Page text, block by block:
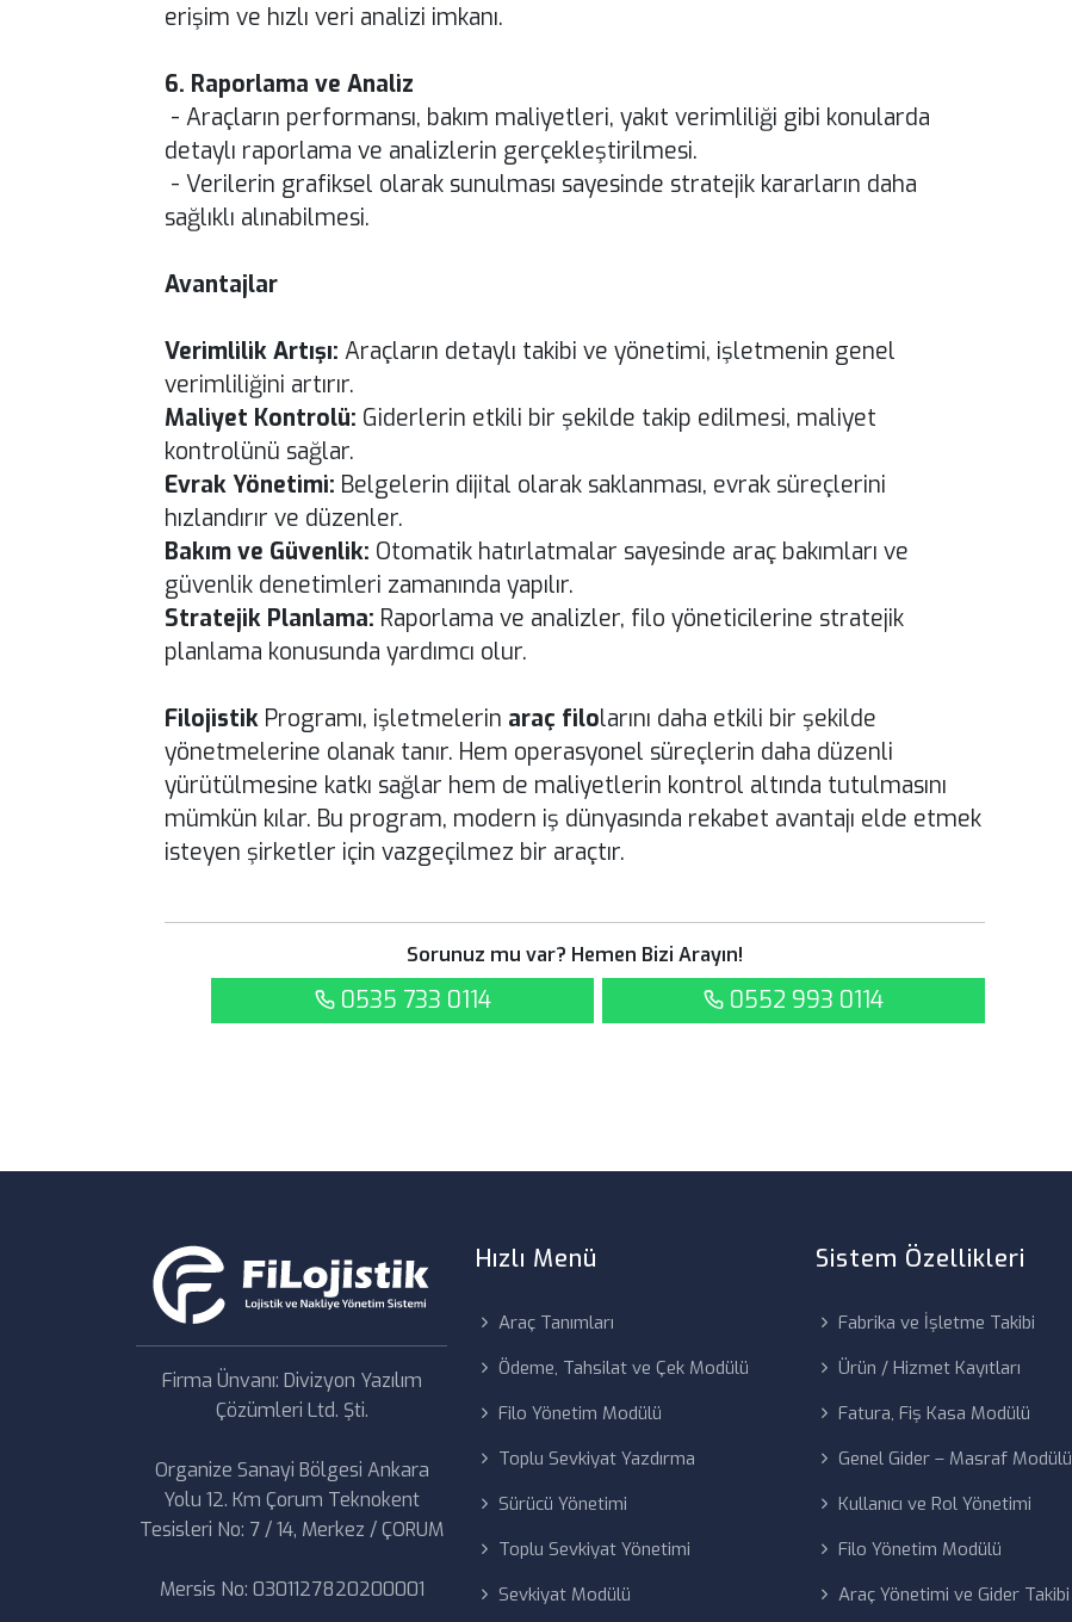
erişim ve hızlı veri analizi imkanı.
6. Raporlama ve Analiz
- Araçların performansı, bakım maliyetleri, yakıt verimliliği gibi konularda
detaylı raporlama ve analizlerin gerçekleştirilmesi.
- Verilerin grafiksel olarak sunulması sayesinde stratejik kararların daha
sağlıklı alınabilmesi.
Avantajlar
Verimlilik Artışı: Araçların detaylı takibi ve yönetimi, işletmenin genel
verimliliğini artırır.
Maliyet Kontrolü: Giderlerin etkili bir şekilde takip edilmesi, maliyet
kontrolünü sağlar.
Evrak Yönetimi: Belgelerin dijital olarak saklanması, evrak süreçlerini
hızlandırır ve düzenler.
Bakım ve Güvenlik: Otomatik hatırlatmalar sayesinde araç bakımları ve
güvenlik denetimleri zamanında yapılır.
Stratejik Planlama: Raporlama ve analizler, filo yöneticilerine stratejik
planlama konusunda yardımcı olur.
Filojistik Programı, işletmelerin araç filolarını daha etkili bir şekilde
yönetmelerine olanak tanır. Hem operasyonel süreçlerin daha düzenli
yürütülmesine katkı sağlar hem de maliyetlerin kontrol altında tutulmasını
mümkün kılar. Bu program, modern iş dünyasında rekabet avantajı elde etmek
isteyen şirketler için vazgeçilmez bir araçtır.
Sorunuz mu var? Hemen Bizi Arayın!
0535 733 0114 0552 993 0114
Firma Ünvanı: Divizyon Yazılım
Çözümleri Ltd. Şti.
Organize Sanayi Bölgesi Ankara
Yolu 12. Km Çorum Teknokent
Tesisleri No: 7 / 14, Merkez / ÇORUM
Mersis No: 0301127820200001
Hızlı Menü
Araç Tanımları
Ödeme, Tahsilat ve Çek Modülü
Filo Yönetim Modülü
Toplu Sevkiyat Yazdırma
Sürücü Yönetimi
Toplu Sevkiyat Yönetimi
Sevkiyat Modülü
Sistem Özellikleri
Fabrika ve İşletme Takibi
Ürün / Hizmet Kayıtları
Fatura, Fiş Kasa Modülü
Genel Gider – Masraf Modülü
Kullanıcı ve Rol Yönetimi
Filo Yönetim Modülü
Araç Yönetimi ve Gider Takibi